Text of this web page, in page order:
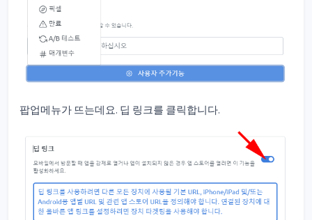
팝업메뉴가 뜨는데요. 딥 링크를 클릭합니다.